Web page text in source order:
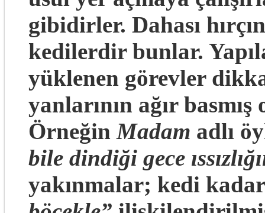
gibidirler. Dahası
kedilerdir bunlar.
yüklenen görevler
yanlarının ağır
ÖrneğinMadam adlı
bile dindiği gece
yakınmalar; kedi